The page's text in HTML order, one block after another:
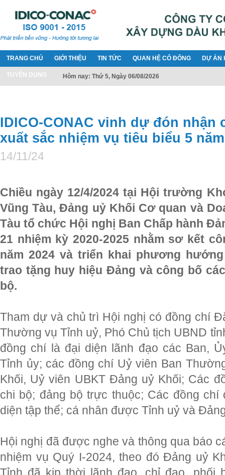
TRANG CHỦ GIỚI THIỆU TIN TỨC QUAN HỆ CỔ ĐÔNG DỰ ÁN
TUYỂN DỤNG Hôm nay: Thứ 5, Ngày 06/08/2026
IDICO-CONAC vinh dự đón nhận
xuất sắc nhiệm vụ tiêu biểu 5 năm
14/11/24
Chiều ngày 12/4/2024 tại Hội trường
Vũng Tàu, Đảng uỷ Khối Cơ quan và
Tàu tổ chức Hội nghị Ban Chấp hành
21 nhiệm kỳ 2020-2025 nhằm sơ kết
năm 2024 và triển khai phương
trao tặng huy hiệu Đảng và công bố
bộ.
Tham dự và chủ trì Hội nghị có đồng chí
Thường vụ Tỉnh uỷ, Phó Chủ tịch UBND
đồng chí là đại diện lãnh đạo các Ban,
Tỉnh ủy; các đồng chí Uỷ viên Ban
Khối, Uỷ viên UBKT Đảng uỷ Khối; Các
chi bộ; đảng bộ trực thuộc; Các đồng
diện tập thể; cá nhân được Tỉnh uỷ và
Hội nghị đã được nghe và thông qua báo
nhiệm vụ Quý I-2024, theo đó Đảng uỷ